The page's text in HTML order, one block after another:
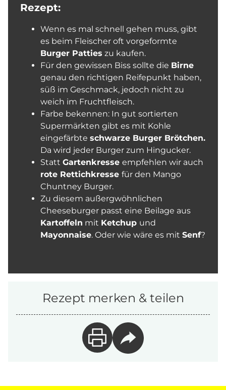
Rezept:
Wenn es mal schnell gehen muss, gibt
es beim Fleischer oft vorgeformte
Burger Patties zu kaufen.
Für den gewissen Biss sollte die Birne
genau den richtigen Reifepunkt haben,
süß im Geschmack, jedoch nicht zu
weich im Fruchtfleisch.
Farbe bekennen: In gut sortierten
Supermärkten gibt es mit Kohle
eingefärbte schwarze Burger Brötchen.
Da wird jeder Burger zum Hingucker.
Statt Gartenkresse empfehlen wir auch
rote Rettichkresse für den Mango
Chuntney Burger.
Zu diesem außergwöhnlichen
Cheeseburger passt eine Beilage aus
Kartoffeln mit Ketchup und
Mayonnaise. Oder wie wäre es mit Senf?
Rezept merken & teilen